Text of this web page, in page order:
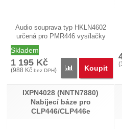
Audio souprava typ HKLN4602
určená pro PMR446 vysílačky
Skladem
1 195 Kč
(988 Kč bez DPH) Porovnat
Koupit (
IXPN4028 (NNTN7880)
Nabíjecí báze pro
CLP446/CLP446e